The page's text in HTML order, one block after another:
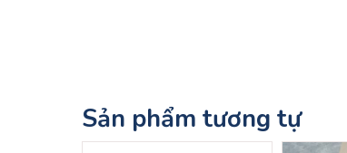
Sản phẩm tương tự